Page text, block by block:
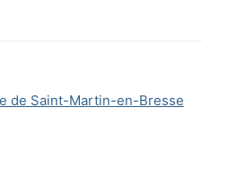
de Saint-Martin-en-Bresse